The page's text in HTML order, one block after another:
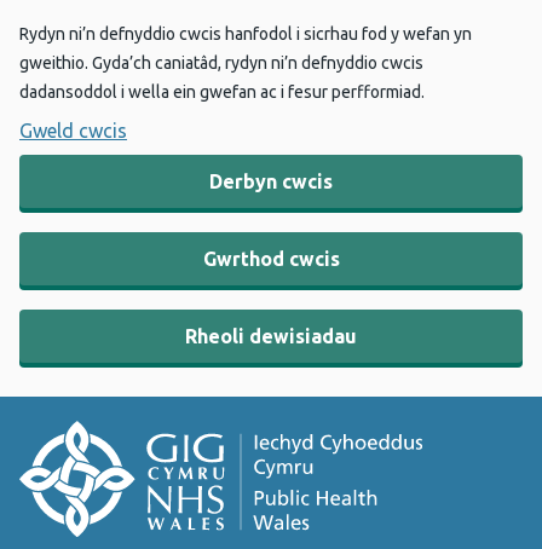
Rydyn ni’n defnyddio cwcis hanfodol i sicrhau fod y wefan yn
gweithio. Gyda’ch caniatâd, rydyn ni’n defnyddio cwcis
dadansoddol i wella ein gwefan ac i fesur perfformiad.
Gweld cwcis
Derbyn cwcis
Gwrthod cwcis
Rheoli dewisiadau